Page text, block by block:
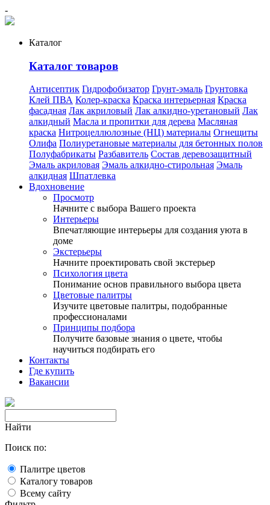
-
Каталог
Каталог товаров
Антисептик Гидрофобизатор Грунт-эмаль Грунтовка
Клей ПВА Колер-краска Краска интерьерная Краска
фасадная Лак акриловый Лак алкидно-уретановый Лак
алкидный Масла и пропитки для дерева Масляная
краска Нитроцеллюлозные (НЦ) материалы Огнещиты
Олифа Полиуретановые материалы для бетонных полов
Полуфабрикаты Разбавитель Состав деревозащитный
Эмаль акриловая Эмаль алкидно-стирольная Эмаль
алкидная Шпатлевка
Вдохновение
Просмотр
Начните с выбора Вашего проекта
Интерьеры
Впечатляющие интерьеры для создания уюта в
доме
Экстерьеры
Начните проектировать свой экстерьер
Психология цвета
Понимание основ правильного выбора цвета
Цветовые палитры
Изучите цветовые палитры, подобранные
профессионалами
Принципы подбора
Получите базовые знания о цвете, чтобы
научиться подбирать его
Контакты
Где купить
Вакансии
Найти
Поиск по:
Палитре цветов
Каталогу товаров
Всему сайту